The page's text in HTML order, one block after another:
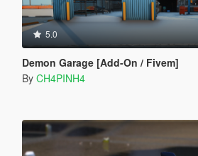
5.0
Demon Garage [Add-On / Fivem]
By CH4PINH4